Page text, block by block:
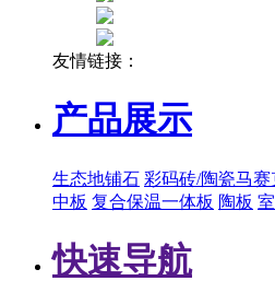
友情链接：
产品展示
生态地铺石 彩码砖/陶瓷马赛
中板 复合保温一体板 陶板
快速导航